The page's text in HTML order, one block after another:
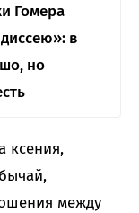
Гомера
в
но
ксения,
между